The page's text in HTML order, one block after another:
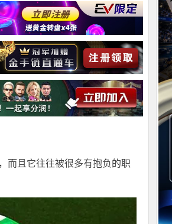
而且它往往被很多有抱负的职